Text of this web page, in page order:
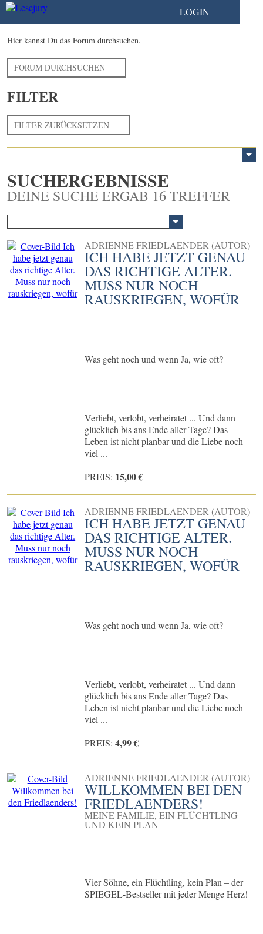
LOGIN
Hier kannst Du das Forum durchsuchen.
FORUM DURCHSUCHEN
FILTER
FILTER ZURÜCKSETZEN
SUCHERGEBNISSE
DEINE SUCHE ERGAB 16 TREFFER
ADRIENNE FRIEDLAENDER (AUTOR)
ICH HABE JETZT GENAU
DAS RICHTIGE ALTER.
MUSS NUR NOCH
RAUSKRIEGEN, WOFÜR
Was geht noch und wenn Ja, wie oft?
Verliebt, verlobt, verheiratet ... Und dann
glücklich bis ans Ende aller Tage? Das
Leben ist nicht planbar und die Liebe noch
viel ...
PREIS: 15,00 €
ADRIENNE FRIEDLAENDER (AUTOR)
ICH HABE JETZT GENAU
DAS RICHTIGE ALTER.
MUSS NUR NOCH
RAUSKRIEGEN, WOFÜR
Was geht noch und wenn Ja, wie oft?
Verliebt, verlobt, verheiratet ... Und dann
glücklich bis ans Ende aller Tage? Das
Leben ist nicht planbar und die Liebe noch
viel ...
PREIS: 4,99 €
ADRIENNE FRIEDLAENDER (AUTOR)
WILLKOMMEN BEI DEN
FRIEDLAENDERS!
MEINE FAMILIE, EIN FLÜCHTLING
UND KEIN PLAN
Vier Söhne, ein Flüchtling, kein Plan – der
SPIEGEL-Bestseller mit jeder Menge Herz!